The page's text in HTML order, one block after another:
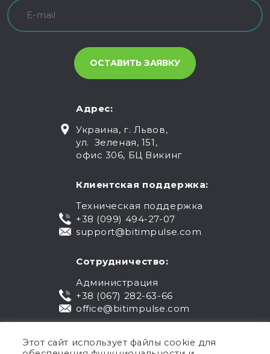
Адрес:
Украина, г. Львов,
ул. Зеленая, 151,
офис 306, БЦ Викинг
Клиентская поддержка:
Техническая поддержка
+38 (099) 494-27-07
support@bitimpulse.com
Сотрудничество:
Администрация
+38 (067) 282-63-66
office@bitimpulse.com
Этот сайт использует файлы cookie для